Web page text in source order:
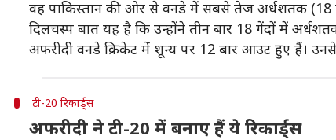
वह पाकिस्तान की ओर से वनडे में सबसे तेज अर्धशतक (18
दिलचस्प बात यह है कि उन्होंने तीन बार 18 गेंदों में
अफरीदी वनडे क्रिकेट में शून्य पर 12 बार आउट हुए हैं।
टी-20 रिकार्ड्स
अफरीदी ने टी-20 में बनाए हैं ये रिकार्ड्स